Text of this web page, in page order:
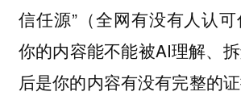
信任源”（全网有没有人认可
你的内容能不能被AI理解、
后是你的内容有没有完整的